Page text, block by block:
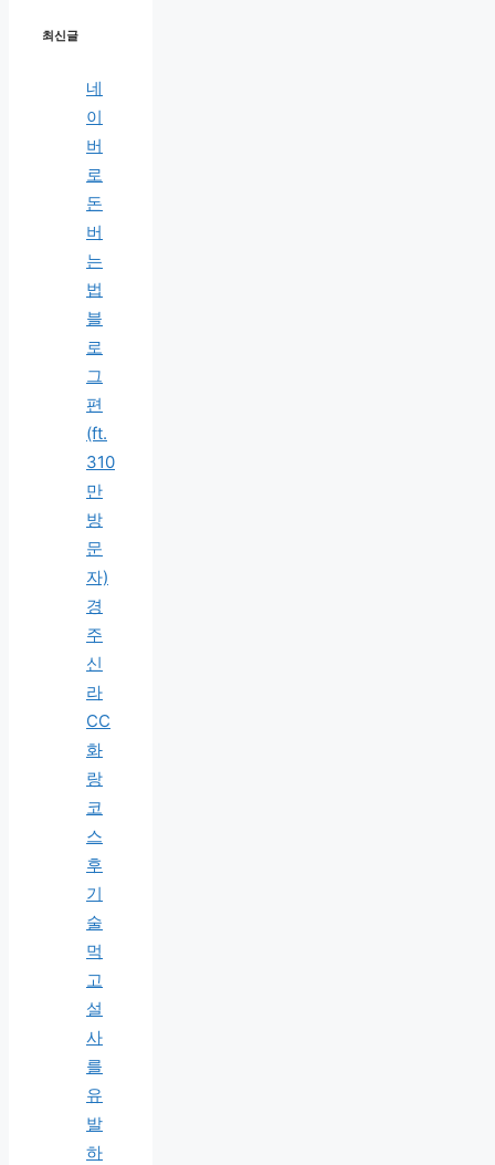
최신글
네
이
버
로
돈
버
는
법
블
로
그
편
(ft.
310
만
방
문
자)
경
주
신
라
CC
화
랑
코
스
후
기
술
먹
고
설
사
를
유
발
하